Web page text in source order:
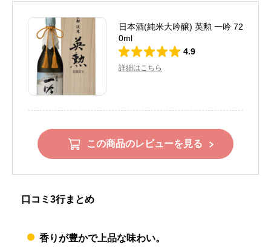
日本酒(純米大吟醸) 英勲 一吟 72
0ml
4.9
詳細はこちら
この商品のレビューを見る
口コミ3行まとめ
香りが豊かで上品な味わい。